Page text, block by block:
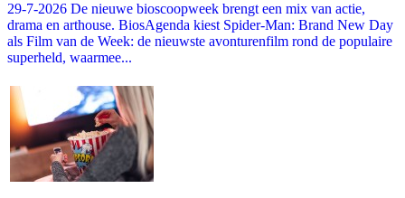
29-7-2026 De nieuwe bioscoopweek brengt een mix van actie,
drama en arthouse. BiosAgenda kiest Spider-Man: Brand New Day
als Film van de Week: de nieuwste avonturenfilm rond de populaire
superheld, waarmee...